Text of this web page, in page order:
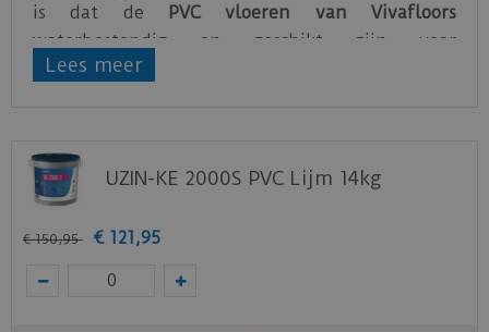
is dat de
PVC vloeren van Vivafloors
waterbestendig en geschikt zijn voor
vloerverwarming.
jaar garantie op hun PVC vloeren.
Bekijk
de technische specificaties van de
Vraag nu uw staal gratis aan op de website van
Lees meer
UZIN-KE 2000S PVC Lijm 14kg
€ 150,95 € 121,95